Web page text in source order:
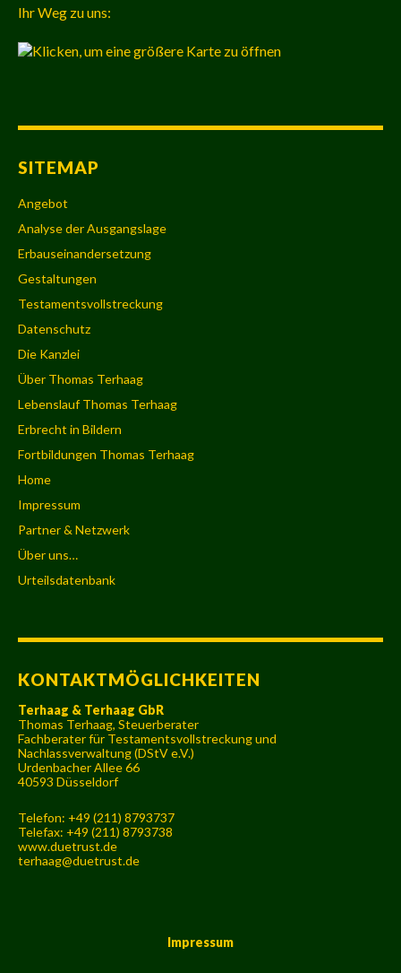
Ihr Weg zu uns:
SITEMAP
Angebot
Analyse der Ausgangslage
Erbauseinandersetzung
Gestaltungen
Testamentsvollstreckung
Datenschutz
Die Kanzlei
Über Thomas Terhaag
Lebenslauf Thomas Terhaag
Erbrecht in Bildern
Fortbildungen Thomas Terhaag
Home
Impressum
Partner & Netzwerk
Über uns…
Urteilsdatenbank
KONTAKTMÖGLICHKEITEN
Terhaag & Terhaag GbR
Thomas Terhaag, Steuerberater
Fachberater für Testamentsvollstreckung und
Nachlassverwaltung (DStV e.V.)
Urdenbacher Allee 66
40593 Düsseldorf
Telefon: +49 (211) 8793737
Telefax: +49 (211) 8793738
www.duetrust.de
terhaag@duetrust.de
Impressum